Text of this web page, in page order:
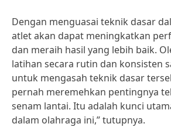
Dengan menguasai teknik dasar
atlet akan dapat meningkatkan
dan meraih hasil yang lebih baik.
latihan secara rutin dan konsisten
untuk mengasah teknik dasar
pernah meremehkan pentingnya
senam lantai. Itu adalah kunci
dalam olahraga ini,” tutupnya.